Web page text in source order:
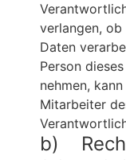
verlangen,
Daten
Person
nehmen,
Mitarbeiter
b)